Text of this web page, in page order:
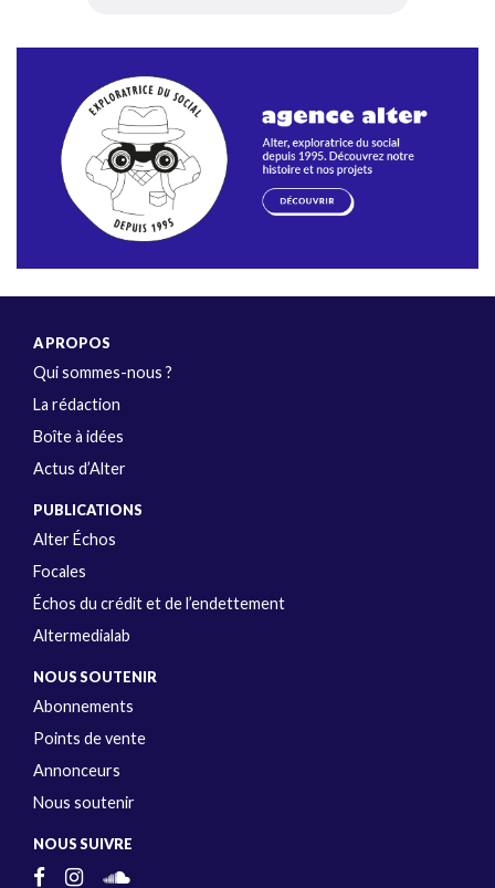
A PROPOS
Qui sommes-nous ?
La rédaction
Boîte à idées
Actus d’Alter
PUBLICATIONS
Alter Échos
Focales
Échos du crédit et de l’endettement
Altermedialab
NOUS SOUTENIR
Abonnements
Points de vente
Annonceurs
Nous soutenir
NOUS SUIVRE